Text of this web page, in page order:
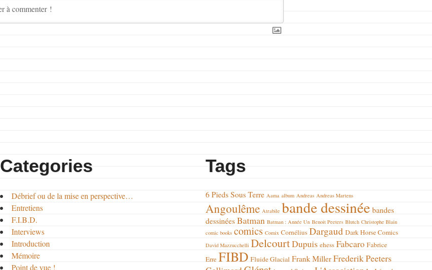
Categories
Débrief ou de la mise en perspective…
Entretiens
F.I.B.D.
Interviews
Introduction
Mémoire
Point de vue !
Tags
6 Pieds Sous Terre Aama album Andreas Andreas Martens
Angoulême Atrabile bande dessinée bandes
dessinées Batman Batman : Année Un Benoit Peeters Blutch Christophe Blain
comic books comics Comix Cornélius Dargaud Dark Horse Comics
David Mazzucchelli DelcourtDupuis ehess Fabcaro Fabrice
Erre FIBD Fluide Glacial Frank MillerFrederik Peeters